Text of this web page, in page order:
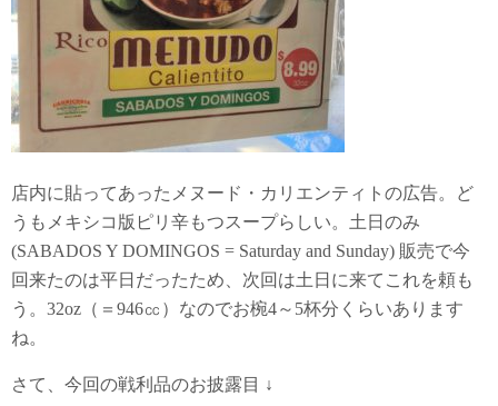
店内に貼ってあったメヌード・カリエンティトの広告。ど
うもメキシコ版ピリ辛もつスープらしい。土日のみ
(SABADOS Y DOMINGOS = Saturday and Sunday) 販売で今
回来たのは平日だったため、次回は土日に来てこれを頼も
う。32oz（＝946㏄）なのでお椀4～5杯分くらいあります
ね。
さて、今回の戦利品のお披露目 ↓